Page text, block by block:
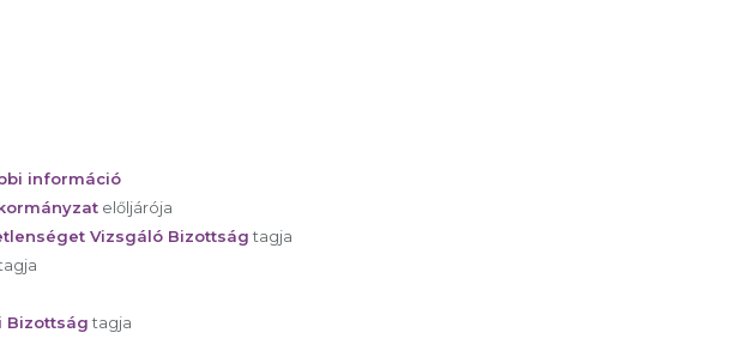
információ
előljárója
Vizsgáló Bizottságtagja
Bizottságtagja